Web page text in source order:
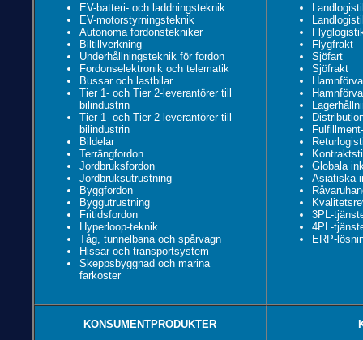
EV-batteri- och laddningsteknik
EV-motorstyrningsteknik
Autonoma fordonstekniker
Biltillverkning
Underhållningsteknik för fordon
Fordonselektronik och telematik
Bussar och lastbilar
Tier 1- och Tier 2-leverantörer till
bilindustrin
Tier 1- och Tier 2-leverantörer till
bilindustrin
Bildelar
Terrängfordon
Jordbruksfordon
Jordbruksutrustning
Byggfordon
Byggutrustning
Fritidsfordon
Hyperloop-teknik
Tåg, tunnelbana och spårvagn
Hissar och transportsystem
Skeppsbyggnad och marina
farkoster
Flygfrakt
Sjöfart
Sjöfrakt
Globala
Asiatiska
3PL-
4PL-
ERP-
KONSUMENTPRODUKTER